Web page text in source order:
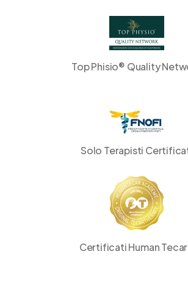
Top Phisio® Quality
Solo Terapisti
Certificati Human